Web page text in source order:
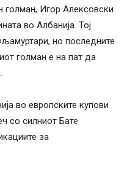
голман, Игор Алексовски
во Албанија. Тој
но последните
голман е на пат да
во европските купови
со силниот Бате
за